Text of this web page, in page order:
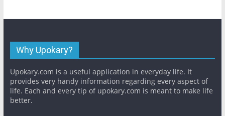
Why Upokary?
Upokary.com is a useful application in everyday life. It
provides very handy information regarding every aspect of
life. Each and every tip of upokary.com is meant to make life
better.